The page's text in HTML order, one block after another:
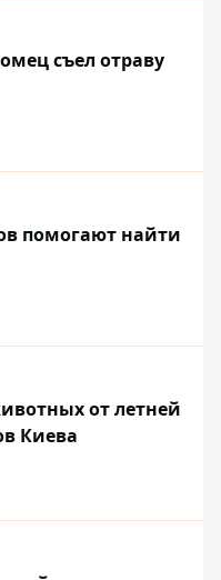
съел отраву
помогают найти
от летней
Киева